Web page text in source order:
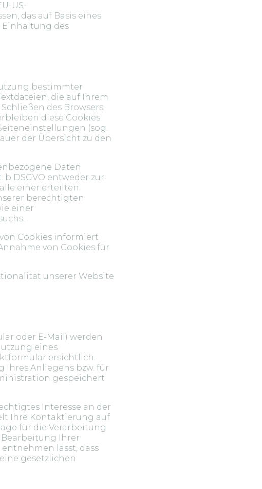
US-
das auf Basis eines
Einhaltung des
bestimmter
die auf Ihrem
des Browsers
diese Cookies
(sog.
der Übersicht zu den
Daten
DSGVO entweder zur
einer erteilten
berechtigten
einer
Cookies informiert
von Cookies für
unserer Website
oder E-Mail) werden
eines
ersichtlich.
Ihres Anliegens bzw. für
gespeichert
Interesse an der
Ihre Kontaktierung auf
für die Verarbeitung
Bearbeitung Ihrer
lässt, dass
gesetzlichen